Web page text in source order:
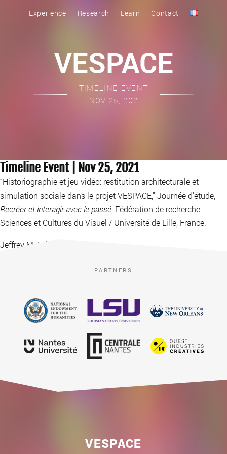
Experience Research Learn Contact
VESPACE
TIMELINE EVENT
| NOV 25, 2021
Timeline Event | Nov 25, 2021
“Historiographie et jeu vidéo: restitution architecturale et
simulation sociale dans le projet VESPACE,” Journée d’étude,
Recréer et interagir avec le passé , Fédération de recherche
Sciences et Cultures du Visuel / Université de Lille, France.
Jeffrey M. Leichman
PARTNERS
VESPACE